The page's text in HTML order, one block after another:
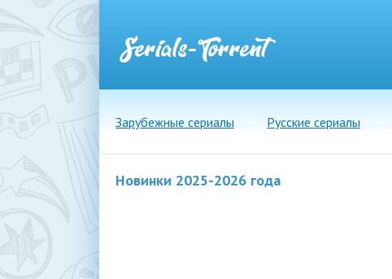
Зарубежные сериалы Русские сериалы
Новинки 2025-2026 года